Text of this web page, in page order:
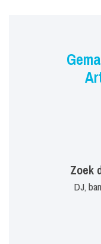
Zoek
DJ,